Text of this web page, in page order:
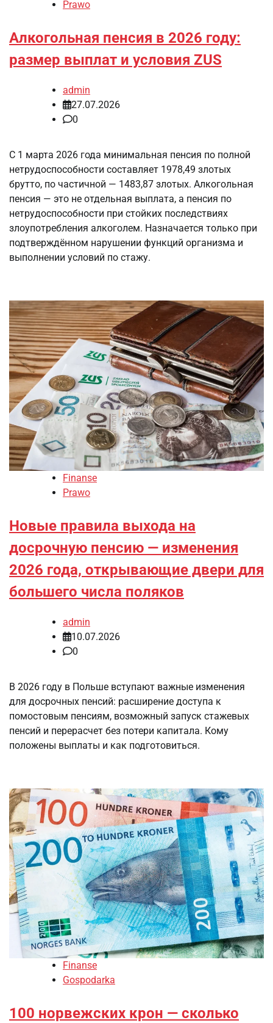
Prawo
Алкогольная пенсия в 2026 году:
размер выплат и условия ZUS
admin
27.07.2026
0
С 1 марта 2026 года минимальная пенсия по полной
нетрудоспособности составляет 1978,49 злотых
брутто, по частичной — 1483,87 злотых. Алкогольная
пенсия — это не отдельная выплата, а пенсия по
нетрудоспособности при стойких последствиях
злоупотребления алкоголем. Назначается только при
подтверждённом нарушении функций организма и
выполнении условий по стажу.
Finanse
Prawo
Новые правила выхода на
досрочную пенсию — изменения
2026 года, открывающие двери для
большего числа поляков
admin
10.07.2026
0
В 2026 году в Польше вступают важные изменения
для досрочных пенсий: расширение доступа к
помостовым пенсиям, возможный запуск стажевых
пенсий и перерасчет без потери капитала. Кому
положены выплаты и как подготовиться.
Finanse
Gospodarka
100 норвежских крон — сколько